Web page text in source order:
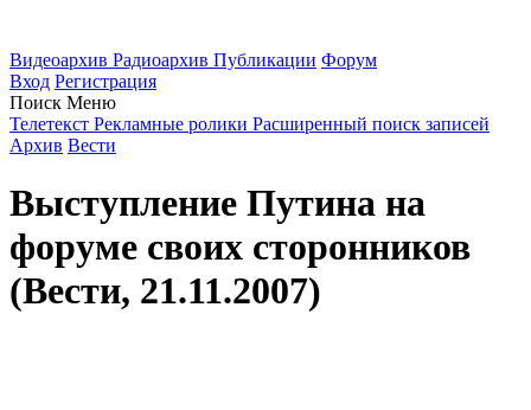
Видеоархив Радиоархив Публикации Форум
Вход Регистрация
Поиск Меню
Телетекст Рекламные ролики Расширенный поиск записей
Архив Вести
Выступление Путина на
форуме своих сторонников
(Вести, 21.11.2007)